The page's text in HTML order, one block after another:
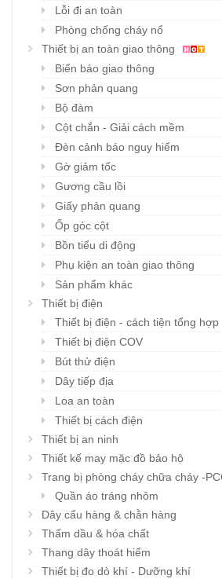
Lỗi đi an toàn
Phòng chống cháy nổ
Thiết bị an toàn giao thông
Biển báo giao thông
Sơn phản quang
Bộ đàm
Cột chắn - Giải cách mềm
Đèn cảnh báo nguy hiểm
Gờ giảm tốc
Gương cầu lồi
Giấy phản quang
Ốp góc cột
Bồn tiểu di động
Phụ kiện an toàn giao thông
Sản phẩm khác
Thiết bị điện
Thiết bị điện - cách tiện tổng hợp
Thiết bị điện COV
Bút thử điện
Dây tiếp địa
Loa an toàn
Thiết bị cách điện
Thiết bị an ninh
Thiết kế may mặc đồ bảo hộ
Trang bị phòng cháy chữa cháy -
Quần áo tráng nhôm
Dây cẩu hàng & chằn hàng
Thấm dầu & hóa chất
Thang dây thoát hiểm
Thiết bị đo dò khí - Dưỡng khí